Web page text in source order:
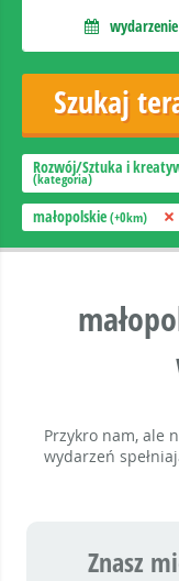
wydarzenie
Rozwój/Sztuka i
(kategoria)
małopolskie (+0km)
Przykro nam, ale
wydarzeń
Znasz